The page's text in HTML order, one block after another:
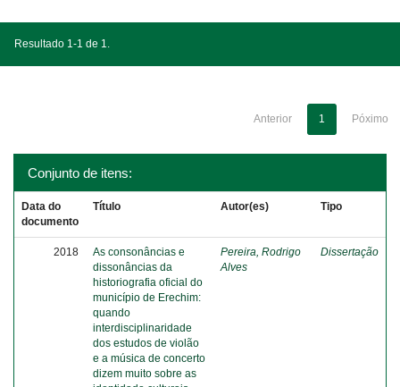
Resultado 1-1 de 1.
Anterior 1 Póximo
Conjunto de itens:
Data do
documento
Título Autor(es) Tipo
2018
As consonâncias e
dissonâncias da
historiografia oficial do
município de Erechim:
quando
interdisciplinaridade
dos estudos de violão
e a música de concerto
dizem muito sobre as
Pereira, Rodrigo
Alves
Dissertação